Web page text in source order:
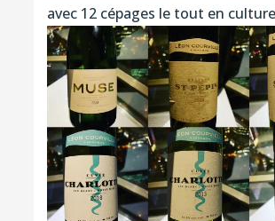
avec 12 cépages le tout en